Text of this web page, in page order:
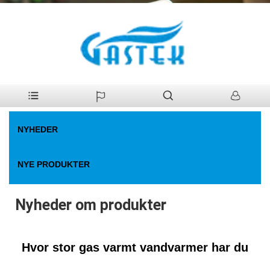
NYHEDER
NYE PRODUKTER
Nyheder om produkter
Hvor stor gas varmt vandvarmer har du